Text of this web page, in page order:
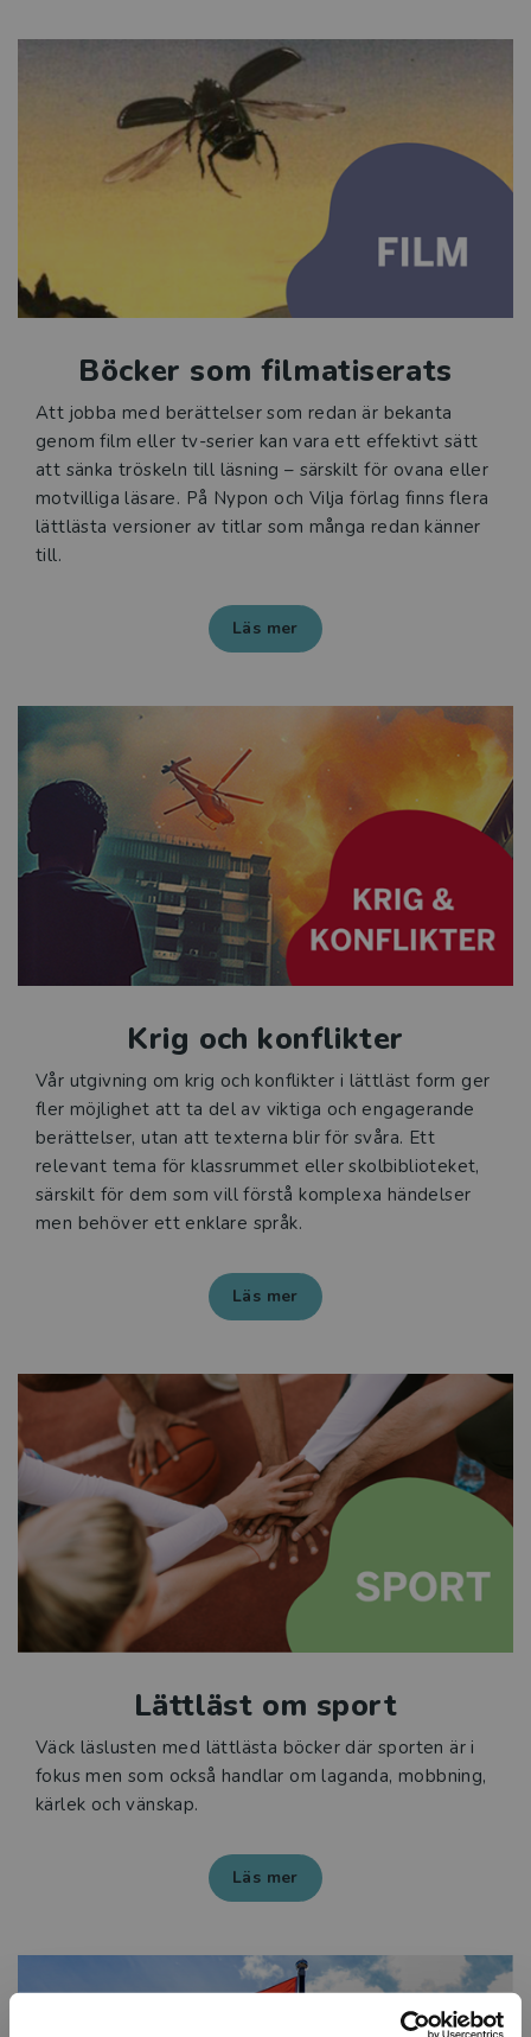
Böcker som filmatiserats
Att jobba med berättelser som redan är bekanta
genom film eller tv-serier kan vara ett effektivt sätt
att sänka tröskeln till läsning – särskilt för ovana eller
motvilliga läsare. På Nypon och Vilja förlag finns flera
lättlästa versioner av titlar som många redan känner
till.
Läs mer
Krig och konflikter
Vår utgivning om krig och konflikter i lättläst form ger
fler möjlighet att ta del av viktiga och engagerande
berättelser, utan att texterna blir för svåra. Ett
relevant tema för klassrummet eller skolbiblioteket,
särskilt för dem som vill förstå komplexa händelser
men behöver ett enklare språk.
Läs mer
Lättläst om sport
Väck läslusten med lättlästa böcker där sporten är i
fokus men som också handlar om laganda, mobbning,
kärlek och vänskap.
Läs mer